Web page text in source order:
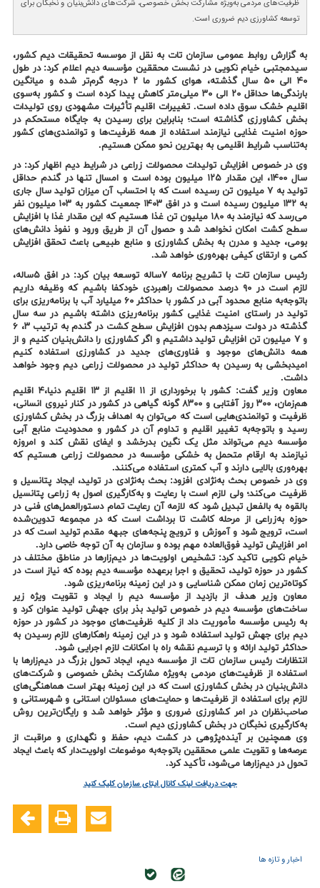
ظرفیت‌های مردمی به‌ویژه مشارکت بخش خصوصی، شرکت‌های دانش‌بنیان و نخبگان برای
توسعه کشاورزی دیم ضروری است.
به گزارش روابط عمومی سازمان تات به نقل از موسسه تحقیقات دیم کشور،
سیدمجتبی خیام نکویی در نشست محققین مؤسسه دیم اعلام کرد: در طول
۴۰ الی ۵۰ سال گذشته، هوای کشور ما ۲ درجه گرم‌تر شده و میانگین
بارندگی‌ها حداقل ۲۰ الی ۳۰ میلی‌متر کاهش پیدا کرده است و کشور به‌سوی
اقلیم خشک سوق داده است. تغییرات اقلیم تأثیرات مشهودی روی تولیدات
بخش کشاورزی گذاشته است؛ بنابراین برای رسیدن به جایگاه مستحکم در
حوزه امنیت غذایی نیازمند استفاده از همه ظرفیت‌ها و توانمندی‌های کشور
به‌تناسب شرایط اقلیمی به بهترین نحو ممکن هستیم.
وی در خصوص افزایش تولیدات محصولات زراعی در شرایط دیم اظهار کرد: در
سال ۱۴۰۰، این مقدار ۱۲۵ میلیون بوده است و امسال تنها در گندم حداقل
تولید به ۷ میلیون تن رسیده است که با احتساب آن میزان تولید سال جاری
به ۱۳۲ میلیون رسیده است و در افق ۱۴۰۳ جمعیت کشور به ۱۰۳ میلیون نفر
می‌رسد که نیازمند به ۱۸۰ میلیون تن غذا هستیم که این مقدار غذا با افزایش
سطح کشت امکان نخواهد شد و حصول آن از طریق ورود و نفوذ دانش‌های
بومی، جدید و مدرن به بخش کشاورزی و منابع طبیعی باعث تحقق افزایش
کمی و ارتقای کیفی بهره‌وری خواهد شد.
رئیس سازمان تات با تشریح برنامه ۷ساله توسعه بیان کرد: در افق ۵ساله،
لازم است در ۹۰ درصد محصولات راهبردی خودکفا باشیم که وظیفه داریم
باتوجه‌به منابع محدود آبی در کشور با حداکثر ۶۰ میلیارد آب با برنامه‌ریزی برای
تولید در راستای امنیت غذایی کشور برنامه‌ریزی داشته باشیم در سه سال
گذشته در دولت سیزدهم بدون افزایش سطح کشت در گندم به ترتیب ۳، ۶
و ۷ میلیون تن افزایش تولید داشتیم و اگر کشاورزی را دانش‌بنیان کنیم و از
همه دانش‌های موجود و فناوری‌های جدید در کشاورزی استفاده کنیم
امیدبخشی به رسیدن به حداکثر تولید در محصولات زراعی دیم وجود خواهد
داشت.
معاون وزیر گفت: کشور با برخورداری از ۱۱ اقلیم از ۱۳ اقلیم دنیا،۴ اقلیم
هم‌زمان، ۳۰۰ روز آفتابی و ۸۳۰۰ گونه گیاهی در کشور در کنار نیروی انسانی،
ظرفیت و توانمندی‌هایی است که می‌توان به اهداف بزرگ در بخش کشاورزی
رسید و باتوجه‌به تغییر اقلیم و تداوم آن در کشور و محدودیت منابع آبی
مؤسسه دیم می‌تواند مثل یک نگین بدرخشد و ایفای نقش کند و امروزه
نیازمند به ارقام متحمل به خشکی مؤسسه در محصولات زراعی هستیم که
بهره‌وری بالایی دارند و آب کمتری استفاده می‌کنند.
وی در خصوص بحث به‌نژادی افزود: بحث به‌نژادی در تولید، ایجاد پتانسیل و
ظرفیت می‌کند؛ ولی لازم است با رعایت و به‌کارگیری اصول به زراعی پتانسیل
بالقوه به بالفعل تبدیل شود که لازمه آن رعایت تمام دستورالعمل‌های فنی در
حوزه به‌زراعی از مرحله کاشت تا برداشت است که در مجموعه تدوین‌شده
است، ترویج شود و آموزش و ترویج پنجه‌های جبهه مقدم تولید است که در
امر افزایش تولید فوق‌العاده مهم بوده و سازمان به آن توجه خاصی دارد.
خیام نکویی تاکید کرد: تشخیص اولویت‌ها در دیم‌زارها در مناطق مختلف در
کشور در حوزه تولید، تحقیق و اجرا برعهده مؤسسه دیم بوده که نیاز است در
کوتاه‌ترین زمان ممکن شناسایی و در این زمینه برنامه‌ریزی شود.
معاون وزیر هدف از بازدید از مؤسسه دیم را ایجاد و تقویت ویژه زیر
ساخت‌های مؤسسه دیم در خصوص تولید بذر برای جهش تولید عنوان کرد و
به رئیس مؤسسه مأموریت داد از کلیه ظرفیت‌های موجود در کشور در حوزه
دیم برای جهش تولید استفاده شود و در این زمینه راهکارهای لازم رسیدن به
حداکثر تولید ارائه و با ترسیم نقشه راه با امکانات لازم اجرایی شود.
انتظارات رئیس سازمان تات از مؤسسه دیم، ایجاد تحول بزرگ در دیم‌زارها با
استفاده از ظرفیت‌های مردمی به‌ویژه مشارکت بخش خصوصی و شرکت‌های
دانش‌بنیان در بخش کشاورزی است که در این زمینه بهتر است هماهنگی‌های
لازم برای استفاده از ظرفیت‌ها و حمایت‌های مسئولان استانی و شهرستانی و
صاحب‌نظران در امر کشاورزی ضروری و مؤثر خواهد شد و رایگان‌ترین روش
به‌کارگیری نخبگان در بخش کشاورزی دیم است.
وی همچنین بر آینده‌پژوهی در کشت دیم، حفظ و نگهداری و مراقبت از
عرصه‌ها و تقویت علمی محققین باتوجه‌به موضوعات اولویت‌دار که باعث ایجاد
تحول در دیم‌زارها می‌شود، تأکید کرد.
جهت دریافت لینک کانال ایتای سازمان کلیک کنید
اخبار و تازه ها